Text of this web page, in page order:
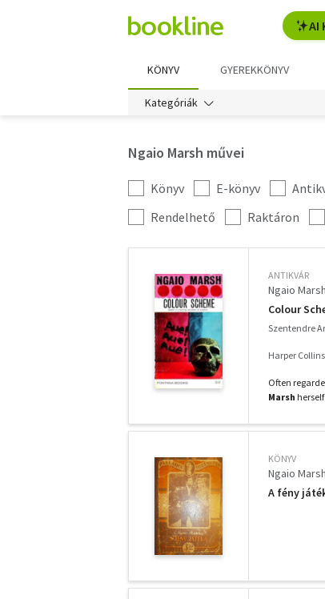
AI
KÖNYV GYEREKKÖNYV
Kategóriák
Ngaio Marsh művei
Kategória
szűrés
Könyv E-könyv
További
szűrők
Rendelhető Raktáron
ANTIKVÁR
Ngaio Marsh
Colour
Szentendre
Harper Collins
Often
Marsh
KÖNYV
Ngaio Marsh
A fény